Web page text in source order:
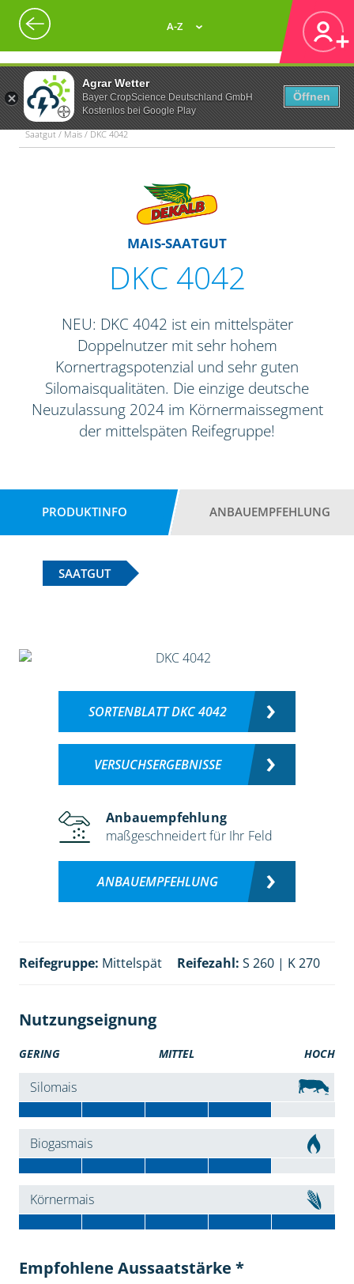
Agrar Wetter
Bayer CropScience Deutschland GmbH
Kostenlos bei Google Play
Öffnen
A-Z
Saatgut / Mais / DKC 4042
MAIS-SAATGUT
DKC 4042
NEU: DKC 4042 ist ein mittelspäter
Doppelnutzer mit sehr hohem
Kornertragspotenzial und sehr guten
Silomaisqualitäten. Die einzige deutsche
Neuzulassung 2024 im Körnermaissegment
der mittelspäten Reifegruppe!
PRODUKTINFO ANBAUEMPFEHLUNG
SAATGUT
SORTENBLATT DKC 4042
VERSUCHSERGEBNISSE
Anbauempfehlung
maßgeschneidert für Ihr Feld
ANBAUEMPFEHLUNG
Reifegruppe: Mittelspät Reifezahl: S 260 | K 270
Nutzungseignung
GERING MITTEL HOCH
Silomais
Biogasmais
Körnermais
Empfohlene Aussaatstärke *